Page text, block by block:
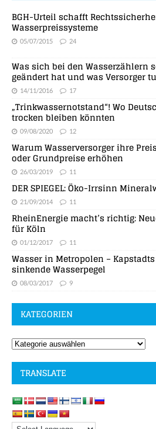
BGH-Urteil schafft
Wasserpreissysteme
05/07/2015 24
Was sich bei den Wasserzählern
geändert hat und was Versorger
14/11/2016 17
„Trinkwassernotstand“! Wo
trocken bleiben könnten
09/08/2020 12
Warum Wasserversorger ihre
oder Grundpreise erhöhen
26/03/2019 11
DER SPIEGEL: Öko-Irrsinn
21/09/2014 11
RheinEnergie macht’s richtig:
für Köln
01/12/2017 11
Wasser in Metropolen –
sinkende Wasserpegel
08/03/2017 9
KATEGORIEN
TRANSLATE